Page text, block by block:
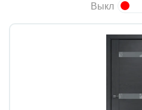
Выкл